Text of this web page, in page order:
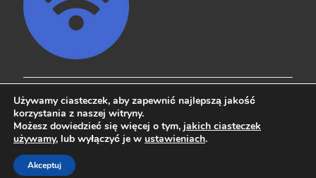
Copyright © 2026naziemna.info - Telewizja cyfrowa, Radio,
Powered byWordPress
Używamy ciasteczek, aby zapewnić najlepszą jakość
korzystania z naszej witryny.
Możesz dowiedzieć się więcej o tym, jakich ciasteczek
używamy, lub wyłączyć je w ustawieniach.
Akceptuj